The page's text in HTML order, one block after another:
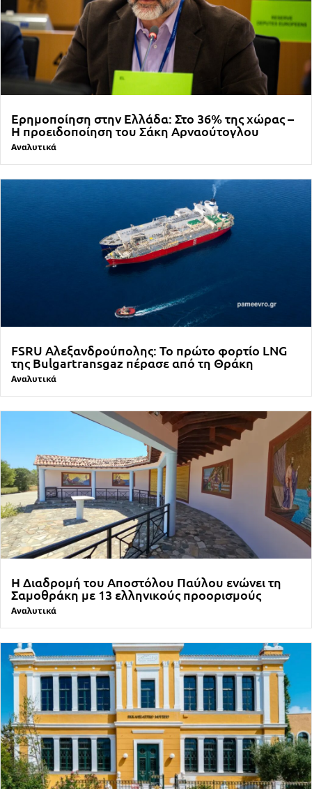
Ερημοποίηση στην Ελλάδα: Στο 36% της χώρας –
Η προειδοποίηση του Σάκη Αρναούτογλου
Αναλυτικά
FSRU Αλεξανδρούπολης: Το πρώτο φορτίο LNG
της Bulgartransgaz πέρασε από τη Θράκη
Αναλυτικά
Η Διαδρομή του Αποστόλου Παύλου ενώνει τη
Σαμοθράκη με 13 ελληνικούς προορισμούς
Αναλυτικά